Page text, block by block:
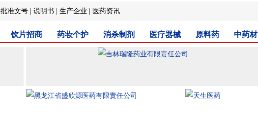
批准文号 说明书 生产企业 医药资讯
饮片招商 药妆个护 消杀制剂 医疗器械 原料药 中药材